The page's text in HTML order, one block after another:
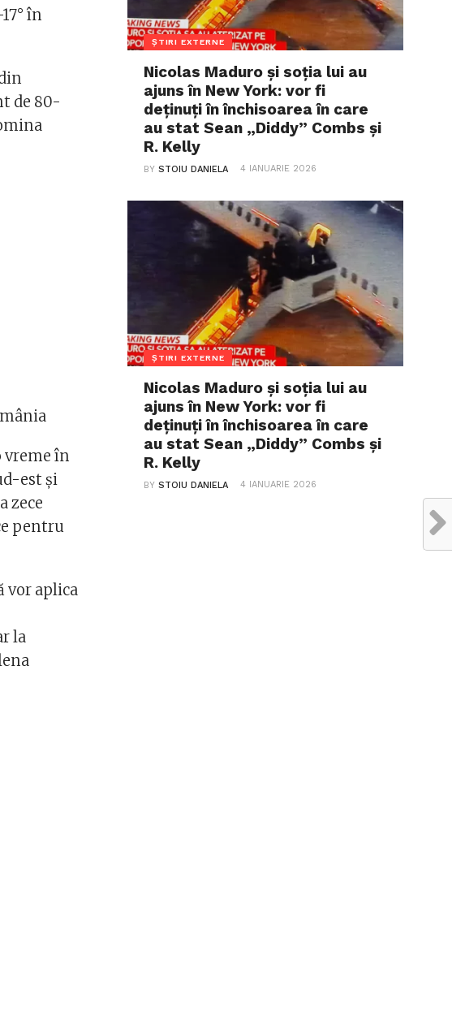
în
de 80-
vreme în
est și
zece
pentru
vor aplica
la
ȘTIRI EXTERNE
Nicolas Maduro și soția lui au
ajuns în New York: vor fi
deținuți în închisoarea în care
au stat Sean „Diddy” Combs și
R. Kelly
BYSTOIU DANIELA 4 IANUARIE 2026
ȘTIRI EXTERNE
Nicolas Maduro și soția lui au
ajuns în New York: vor fi
deținuți în închisoarea în care
au stat Sean „Diddy” Combs și
R. Kelly
BYSTOIU DANIELA 4 IANUARIE 2026